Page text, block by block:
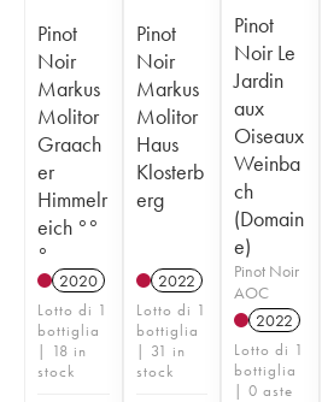
Pinot
Noir
Markus
Molitor
Graach
er
Himmelr
eich °°
°
2020
Lotto di 1
bottiglia
| 18 in
stock
Pinot
Noir
Markus
Molitor
Haus
Klosterb
erg
2022
Lotto di 1
bottiglia
| 31 in
stock
Pinot
Noir Le
Jardin
aux
Oiseaux
Weinba
ch
(Domain
e)
Pinot Noir
AOC
2022
Lotto di 1
bottiglia
| 0 aste